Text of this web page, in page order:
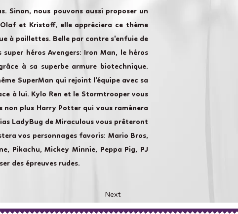
Sinon, nous pouvons aussi proposer un
et Kristoff, elle appréciera ce thème
à paillettes. Belle par contre s'enfuie de
héros Avengers: Iron Man, le héros
à sa superbe armure biotechnique.
SuperMan qui rejoint l'équipe avec sa
à lui. Kylo Ren et le Stormtrooper vous
non plus Harry Potter qui vous ramènera
LadyBug de Miraculous vous prêteront
vos personnages favoris: Mario Bros,
Pikachu, Mickey Minnie, Peppa Pig, PJ
des épreuves rudes.
Next